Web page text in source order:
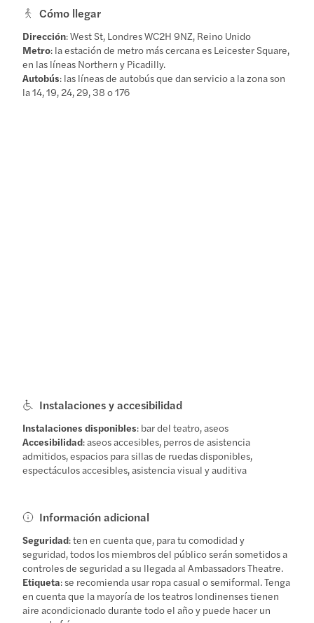
Cómo llegar
Dirección: West St, Londres WC2H 9NZ, Reino Unido
Metro: la estación de metro más cercana es Leicester Square,
en las líneas Northern y Picadilly.
Autobús: las líneas de autobús que dan servicio a la zona son
la 14, 19, 24, 29, 38 o 176
Instalaciones y accesibilidad
Instalaciones disponibles: bar del teatro, aseos
Accesibilidad: aseos accesibles, perros de asistencia
admitidos, espacios para sillas de ruedas disponibles,
espectáculos accesibles, asistencia visual y auditiva
Información adicional
Seguridad: ten en cuenta que, para tu comodidad y
seguridad, todos los miembros del público serán sometidos a
controles de seguridad a su llegada al Ambassadors Theatre.
Etiqueta: se recomienda usar ropa casual o semiformal. Tenga
en cuenta que la mayoría de los teatros londinenses tienen
aire acondicionado durante todo el año y puede hacer un